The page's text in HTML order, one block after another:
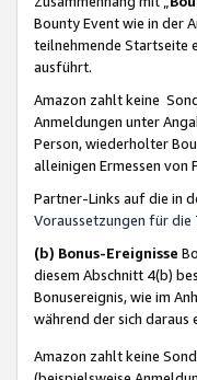
Bounty Event wie in der
teilnehmende Startseite
ausführt.
Amazon zahlt keine
Anmeldungen unter
Person, wiederholter
alleinigen Ermessen von
Partner-Links auf die in
Voraussetzungen für
(b) Bonus-Ereignisse
diesem Abschnitt 4(b)
Bonusereignis, wie im
während der sich daraus
Amazon zahlt keine